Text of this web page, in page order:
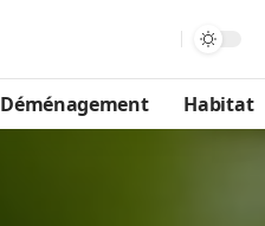
Déménagement Habitat